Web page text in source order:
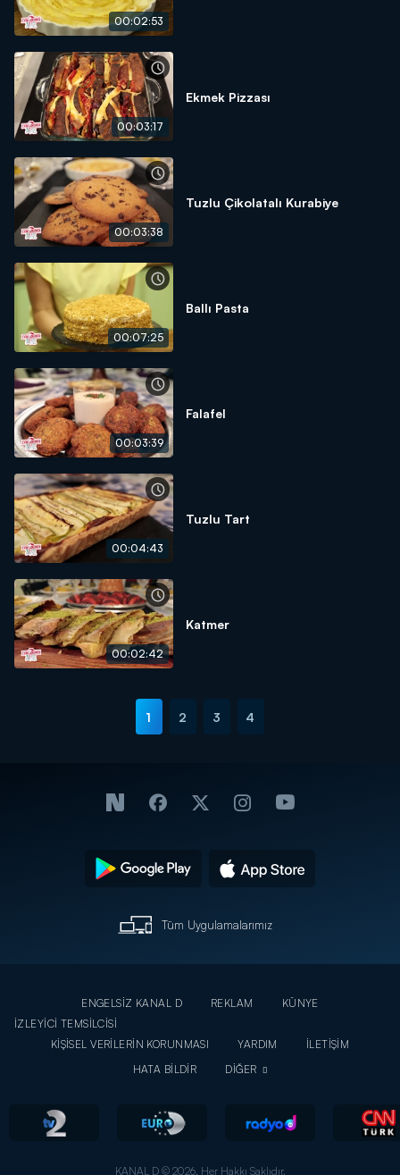
00:02:53
00:03:17
Ekmek Pizzası
00:03:38
Tuzlu Çikolatalı Kurabiye
00:07:25
Ballı Pasta
00:03:39
Falafel
00:04:43
Tuzlu Tart
00:02:42
Katmer
1 2 3 4
Tüm Uygulamalarımız
ENGELSİZ KANAL D REKLAM
KÜNYE
İZLEYİCİ TEMSİLCİSİ
KİŞİSEL VERİLERİN KORUNMASI
YARDIM
İLETİŞİM
HATA BİLDİR
DİĞER
KANAL D © 2026. Her Hakkı Saklıdır.